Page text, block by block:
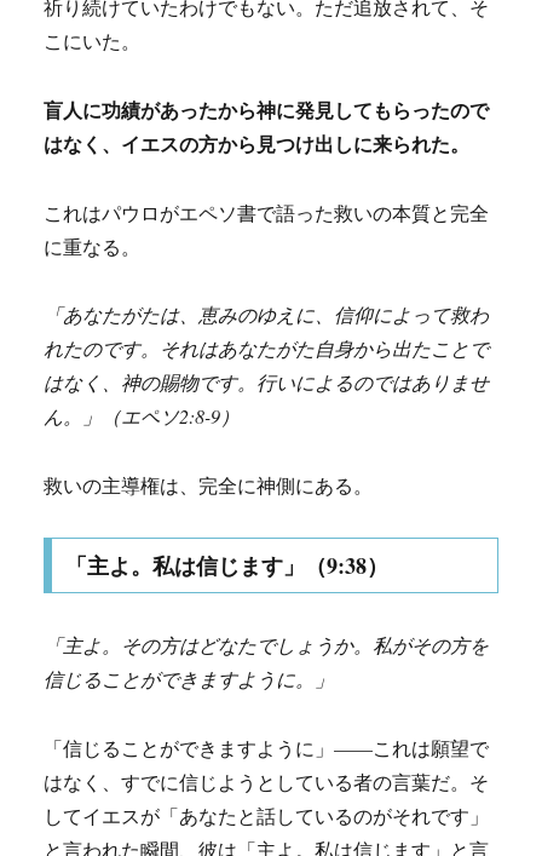
祈り続けていたわけでもない。ただ追放されて、そ
こにいた。
盲人に功績があったから神に発見してもらったので
はなく、イエスの方から見つけ出しに来られた。
これはパウロがエペソ書で語った救いの本質と完全
に重なる。
「あなたがたは、恵みのゆえに、信仰によって救わ
れたのです。それはあなたがた自身から出たことで
はなく、神の賜物です。行いによるのではありませ
ん。」（エペソ2:8-9）
救いの主導権は、完全に神側にある。
「主よ。私は信じます」（9:38）
「主よ。その方はどなたでしょうか。私がその方を
信じることができますように。」
「信じることができますように」——これは願望で
はなく、すでに信じようとしている者の言葉だ。そ
してイエスが「あなたと話しているのがそれです」
と言われた瞬間、彼は「主よ。私は信じます」と言